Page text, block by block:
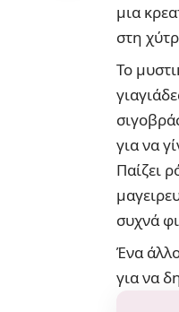
μια
στη
Το
για να
Παίζει
συχνά
Ένα
για να